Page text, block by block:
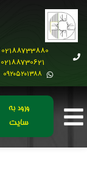
02188730621
0۹۲۰۵۲۰۱۳۸۸
ورود به
سایت